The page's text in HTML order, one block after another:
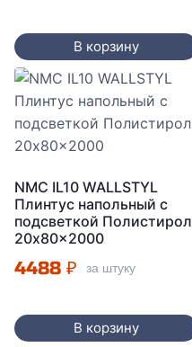
В корзину
NMC IL10 WALLSTYL
Плинтус напольный с
подсветкой Полистирол
20x80x2000
4488 ₽ за штуку
В корзину